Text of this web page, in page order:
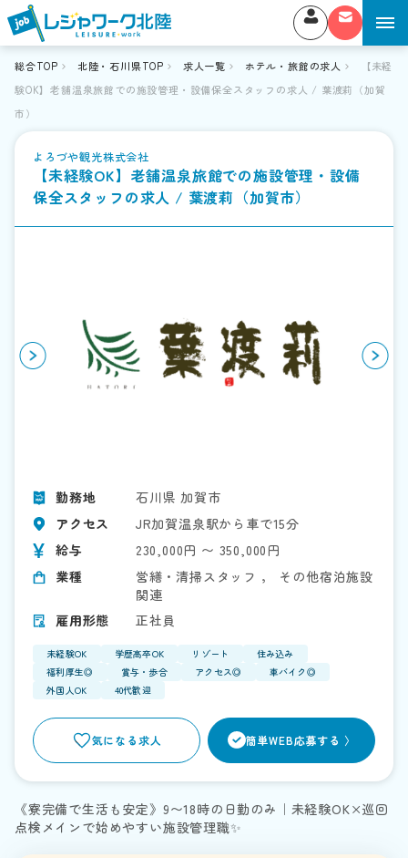
総合TOP 北陸・石川県TOP 求人一覧 ホテル・旅館の求人
【未経
験OK】老舗温泉旅館での施設管理・設備保全スタッフの求人 / 葉渡莉（加賀
市）
よろづや観光株式会社
【未経験OK】老舗温泉旅館での施設管理・設備
保全スタッフの求人 / 葉渡莉（加賀市）
勤務地
石川県 加賀市
アクセス
JR加賀温泉駅から車で15分
給与
230,000円 〜 350,000円
業種
営繕・清掃スタッフ ，
その他宿泊施設
関連
雇用形態
正社員
未経験OK 学歴高卒OK リゾート
住み込み
福利厚生◎
賞与・歩合 アクセス◎
車バイク◎
外国人OK
40代歓迎
> 気になる求人 簡単WEB応募する 〉
《寮完備で生活も安定》9〜18時の日勤のみ｜未経験OK×巡回
点検メインで始めやすい施設管理職✨